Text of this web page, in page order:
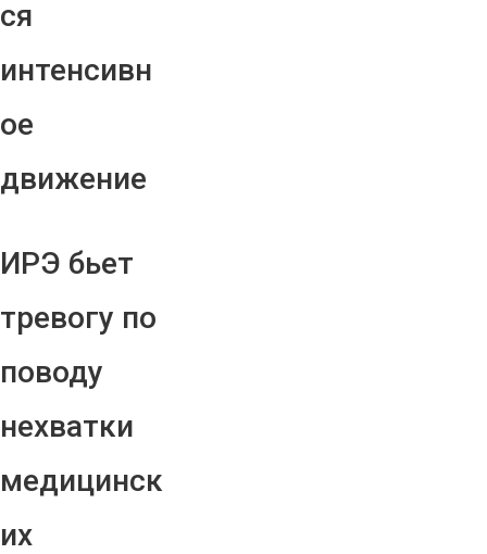
ся
интенсивн
ое
движение
ИРЭ бьет
тревогу по
поводу
нехватки
медицинск
их